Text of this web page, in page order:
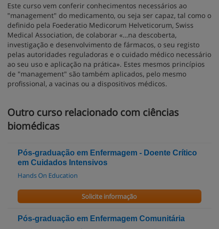
Este curso vem conferir conhecimentos necessários ao
"management" do medicamento, ou seja ser capaz, tal como o
definido pela Foederatio Medicorum Helveticorum, Swiss
Medical Association, de colaborar «…na descoberta,
investigação e desenvolvimento de fármacos, o seu registo
pelas autoridades reguladoras e o cuidado médico necessário
ao seu uso e aplicação na prática». Estes mesmos princípios
de "management" são também aplicados, pelo mesmo
profissional, a vacinas ou a dispositivos médicos.
Outro curso relacionado com ciências
biomédicas
Pós-graduação em Enfermagem - Doente Crítico
em Cuidados Intensivos
Hands On Education
Solicite informação
Pós-graduação em Enfermagem Comunitária